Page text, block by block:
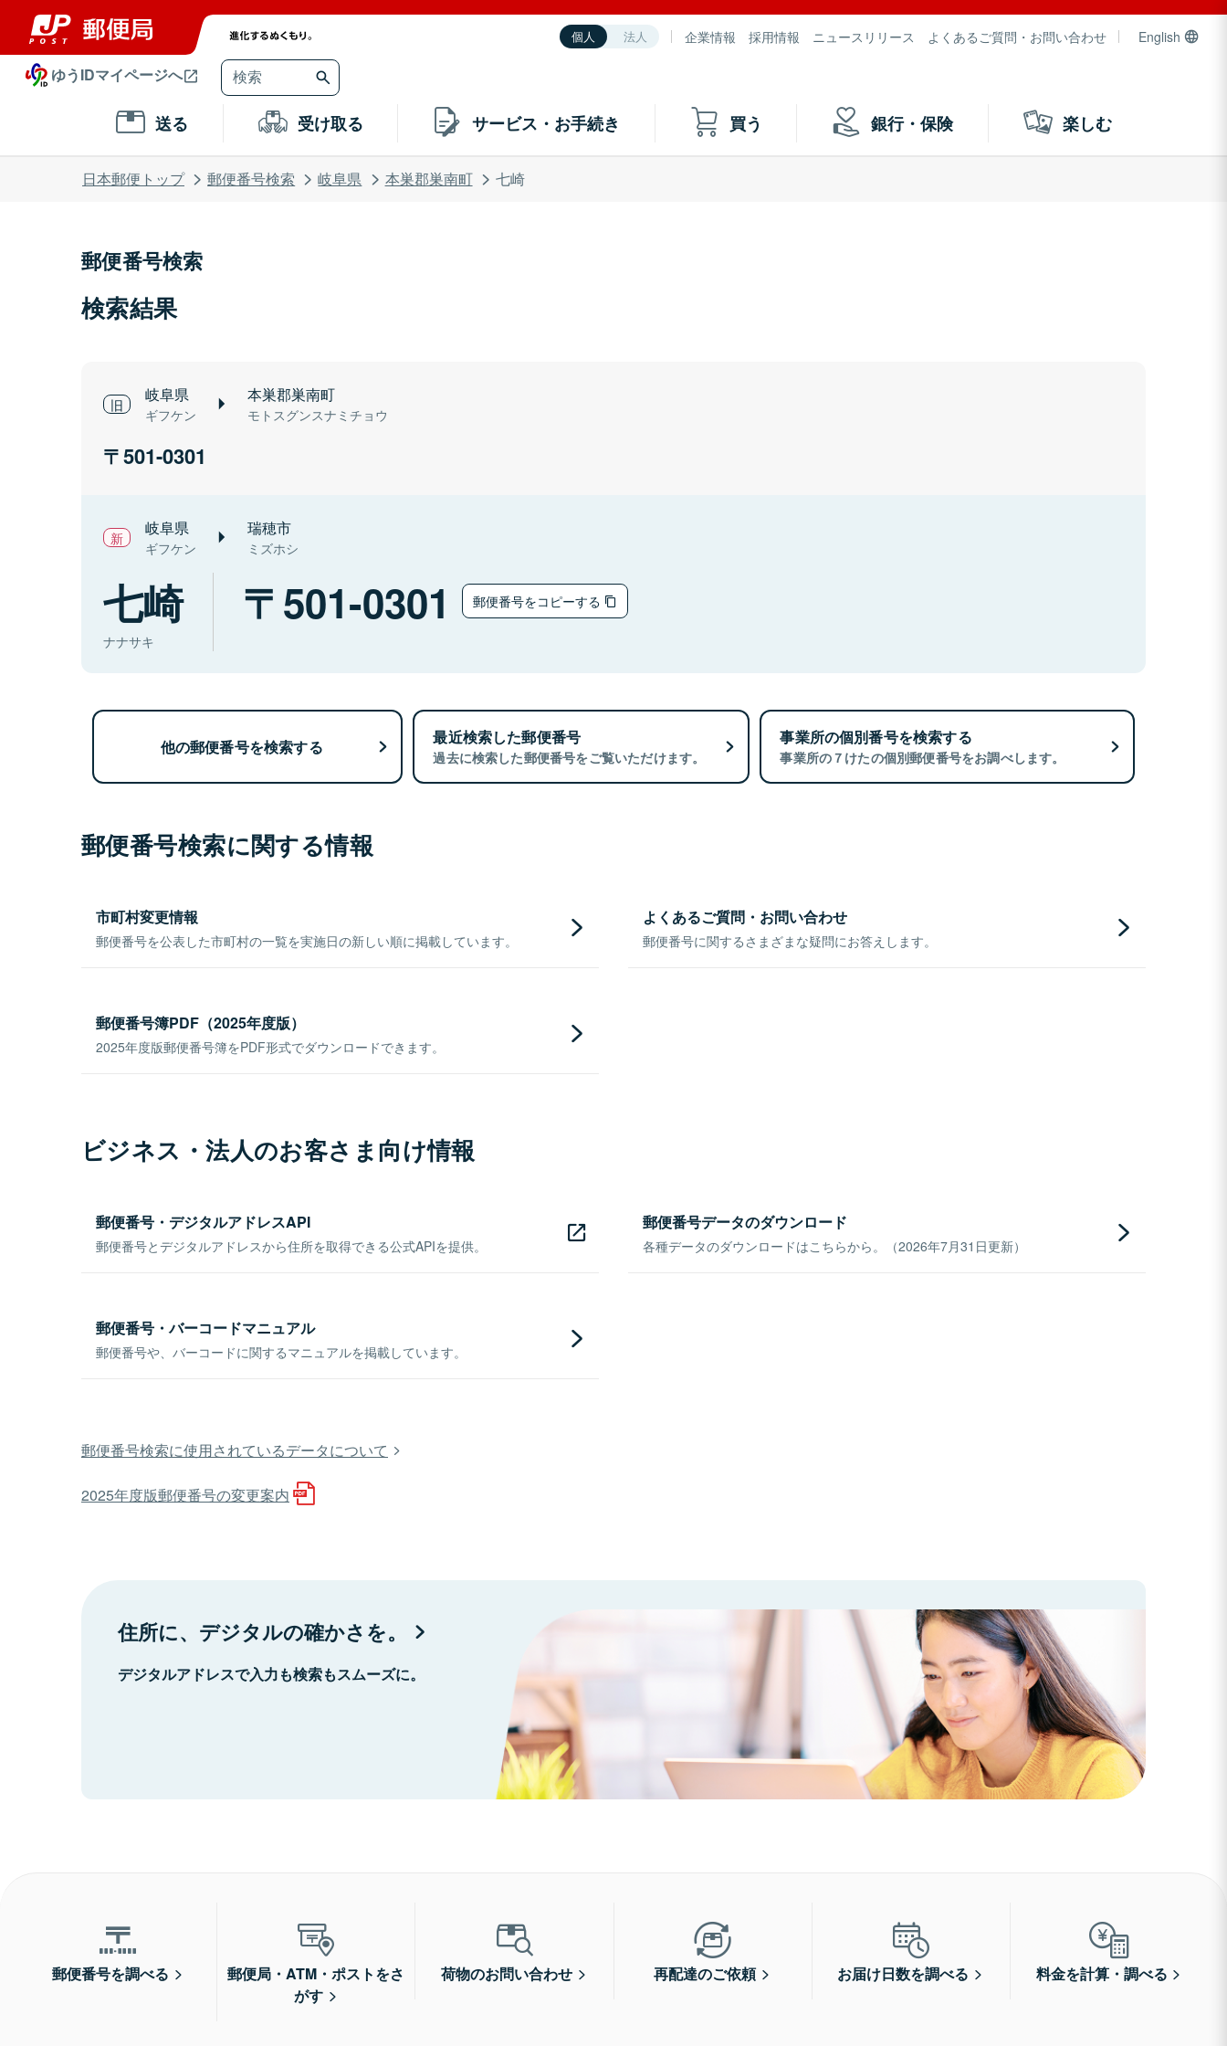
個人 法人 企業情報 採用情報 ニュースリリース よくあるご質問・お問い合わせ English
ゆうIDマイページへ
送る 受け取る サービス・お手続き 買う 銀行・保険 楽しむ
日本郵便トップ 郵便番号検索 岐阜県 本巣郡巣南町 七崎
郵便番号検索
検索結果
岐阜県
ギフケン
本巣郡巣南町
モトスグンスナミチョウ
501-0301
岐阜県
ギフケン
瑞穂市
ミズホシ
七崎
ナナサキ
501-0301 郵便番号をコピーする
他の郵便番号を検索する 最近検索した郵便番号
過去に検索した郵便番号をご覧いただけます。
事業所の個別番号を検索する
事業所の７けたの個別郵便番号をお調べします。
郵便番号検索に関する情報
市町村変更情報
郵便番号を公表した市町村の一覧を実施日の新しい順に掲載しています。
よくあるご質問・お問い合わせ
郵便番号に関するさまざまな疑問にお答えします。
郵便番号簿PDF（2025年度版）
2025年度版郵便番号簿をPDF形式でダウンロードできます。
ビジネス・法人のお客さま向け情報
郵便番号・デジタルアドレスAPI
郵便番号とデジタルアドレスから住所を取得できる公式APIを提供。
郵便番号データのダウンロード
各種データのダウンロードはこちらから。（2026年7月31日更新）
郵便番号・バーコードマニュアル
郵便番号や、バーコードに関するマニュアルを掲載しています。
郵便番号検索に使用されているデータについて
2025年度版郵便番号の変更案内
住所に、デジタルの確かさを。
デジタルアドレスで入力も検索もスムーズに。
郵便番号を調べる
郵便局・ATM・ポストをさ
がす
荷物のお問い合わせ 再配達のご依頼 お届け日数を調べる 料金を計算・調べる